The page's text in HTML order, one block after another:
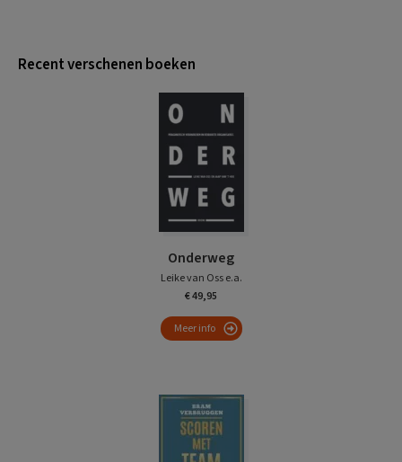
Recent verschenen boeken
Onderweg
Leike van Oss e.a.
€ 49,95
Meer info